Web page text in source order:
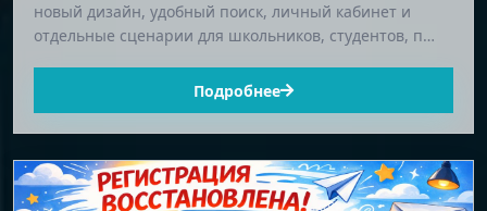
новый дизайн, удобный поиск, личный кабинет и
отдельные сценарии для школьников, студентов, п…
Подробнее